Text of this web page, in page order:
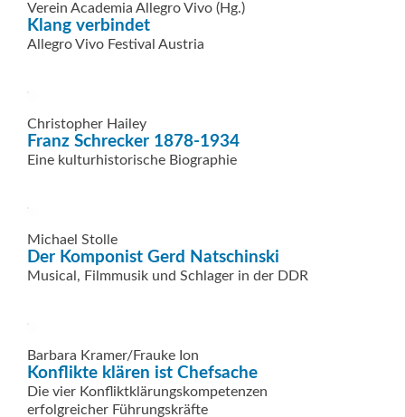
Verein Academia Allegro Vivo (Hg.)
Klang verbindet
Allegro Vivo Festival Austria
Christopher Hailey
Franz Schrecker 1878-1934
Eine kulturhistorische Biographie
Michael Stolle
Der Komponist Gerd Natschinski
Musical, Filmmusik und Schlager in der DDR
Barbara Kramer/Frauke Ion
Konflikte klären ist Chefsache
Die vier Konfliktklärungskompetenzen
erfolgreicher Führungskräfte